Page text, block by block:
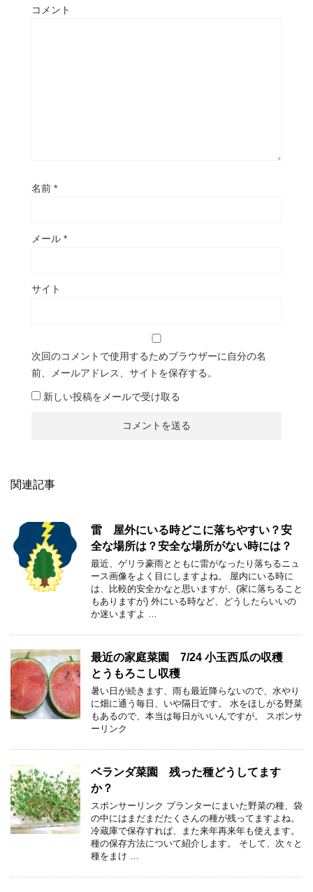
コメント
名前 *
メール *
サイト
次回のコメントで使用するためブラウザーに自分の名
前、メールアドレス、サイトを保存する。
新しい投稿をメールで受け取る
関連記事
雷 屋外にいる時どこに落ちやすい？安
全な場所は？安全な場所がない時には？
最近、ゲリラ豪雨とともに雷がなったり落ちるニュ
ース画像をよく目にしますよね。 屋内にいる時に
は、比較的安全かなと思いますが、(家に落ちること
もありますが) 外にいる時など、どうしたらいいの
か迷いますよ …
最近の家庭菜園 7/24 小玉西瓜の収穫
とうもろこし収穫
暑い日が続きます、雨も最近降らないので、水やり
に畑に通う毎日、いや隔日です。 水をほしがる野菜
もあるので、本当は毎日がいいんですが。 スポンサ
ーリンク
ベランダ菜園 残った種どうしてます
か？
スポンサーリンク プランターにまいた野菜の種、袋
の中にはまだまだたくさんの種が残ってますよね。
冷蔵庫で保存すれば、また来年再来年も使えます。
種の保存方法について紹介します。 そして、次々と
種をまけ …